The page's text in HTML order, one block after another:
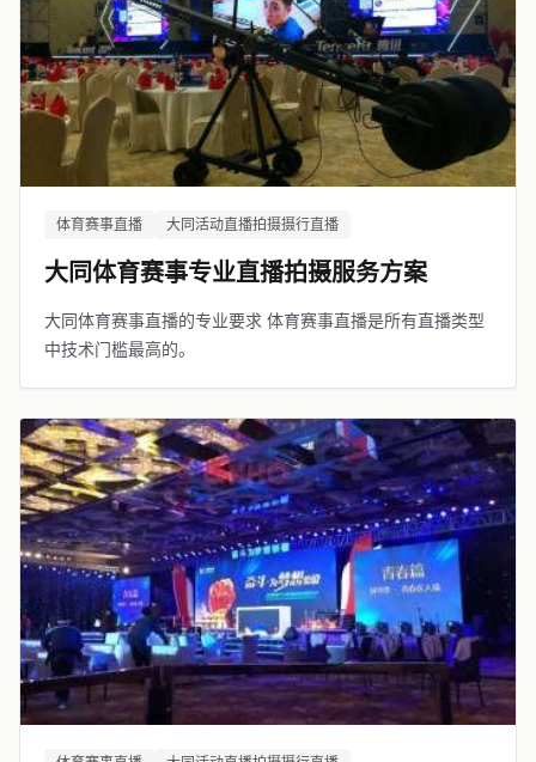
体育赛事直播 大同活动直播拍摄摄行直播
大同体育赛事专业直播拍摄服务方案
大同体育赛事直播的专业要求 体育赛事直播是所有直播类型
中技术门槛最高的。